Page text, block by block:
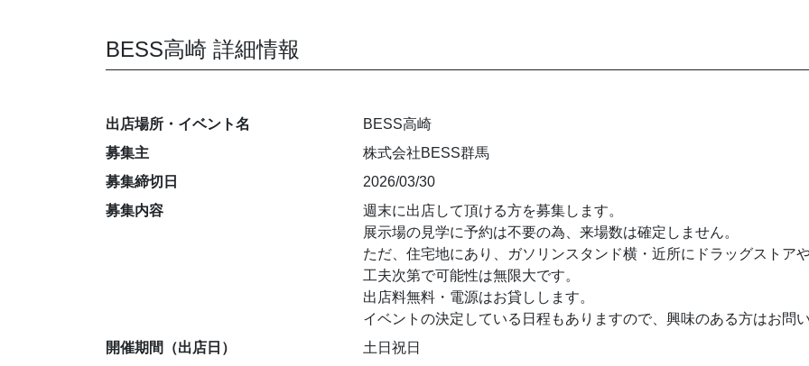
BESS高崎 詳細情報
出店場所・イベント名
BESS高崎
募集主
株式会社BESS群馬
募集締切日
2026/03/30
募集内容
週末に出店して頂ける方を募集します。
展示場の見学に予約は不要の為、来場数は確定しません。
ただ、住宅地にあり、ガソリンスタンド横・近所にドラッグストア
工夫次第で可能性は無限大です。
出店料無料・電源はお貸しします。
イベントの決定している日程もありますので、興味のある方はお問
開催期間（出店日）
土日祝日